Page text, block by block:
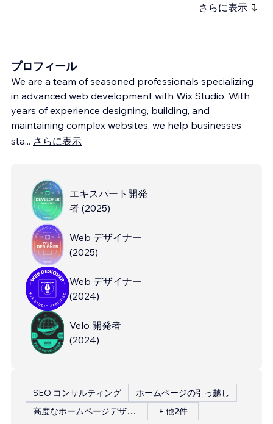
さらに表示
プロフィール
We are a team of seasoned professionals specializing
in advanced web development with Wix Studio. With
years of experience designing, building, and
maintaining complex websites, we help businesses
sta... さらに表示
エキスパート開発
者 (2025)
Web デザイナー
(2025)
Web デザイナー
(2024)
Velo 開発者
(2024)
SEO コンサルティング
ホームページの引っ越し
高度なホームページデザイン
+ 他2件